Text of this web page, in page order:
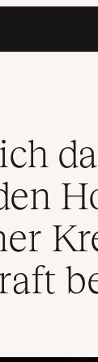
Hostings